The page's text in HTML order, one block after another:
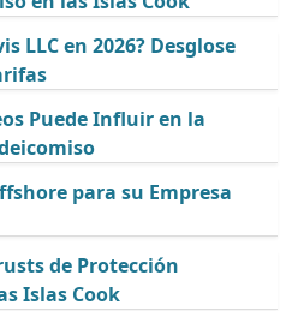
LLC en 2026? Desglose
Puede Influir en la
para su Empresa
de Protección
Islas Cook